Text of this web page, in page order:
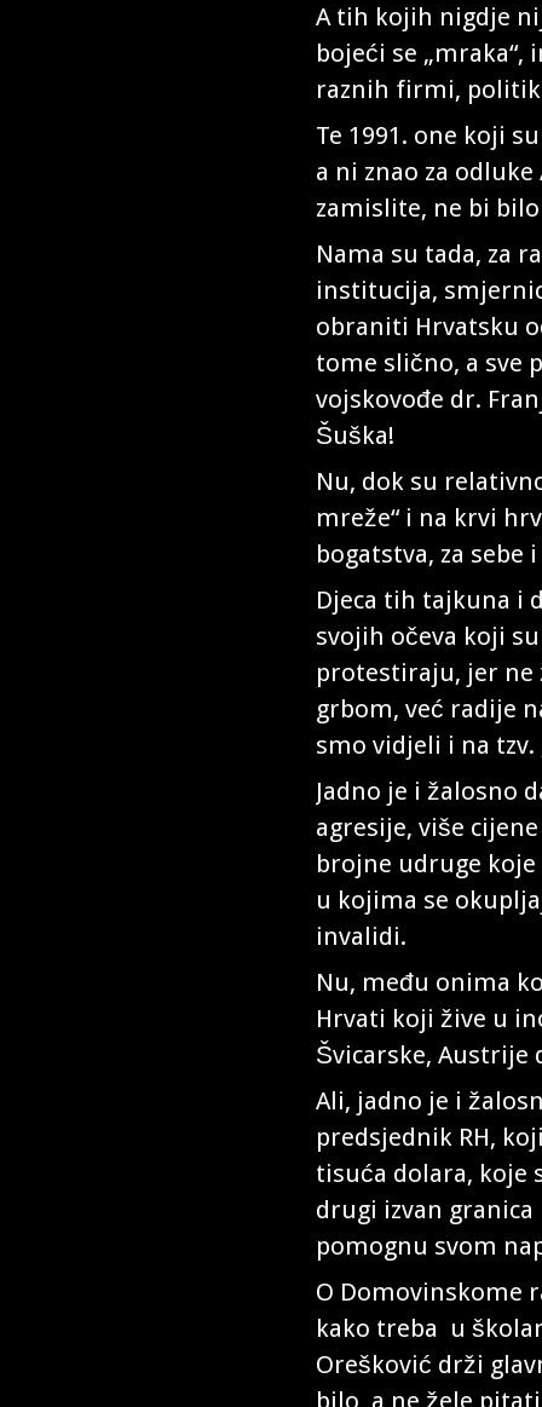
A tih kojih nigdje
bojeći se
raznih firmi,
Te 1991. one koji
a ni znao za odluke
zamislite, ne bi
Nama su tada, za
institucija,
obraniti Hrvatsku
tome slično, a sve
vojskovođe dr.
Šuška!
Nu, dok su
mreže“ i na krvi
bogatstva, za sebe
Djeca tih tajkuna i
svojih očeva koji
protestiraju, jer ne
grbom, već radije
smo vidjeli i na
Jadno je i žalosno
agresije, više
brojne udruge koje
u kojima se
invalidi.
Nu, među onima
Hrvati koji žive u
Švicarske, Austrije
Ali, jadno je i
predsjednik RH,
tisuća dolara, koje
drugi izvan
pomognu svom
O Domovinskome
kako treba u
Orešković drži
bilo, a ne žele